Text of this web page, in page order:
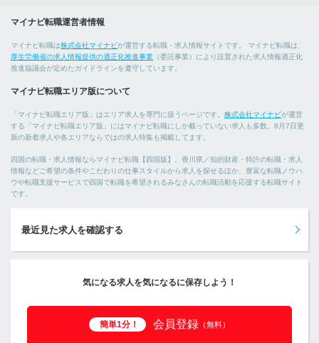
マイナビ転職運営者情報
マイナビ転職は株式会社マイナビが運営する転職・求人情報サイトです。 マイナビ転職は、
厚生労働省の求人情報提供の適正化推進事業 （委託事業）により設置された求人情報適正化
推進協議会が定めたガイドラインを遵守しています。
マイナビ転職エリア版について
「マイナビ転職エリア版」はエリア求人を専門に扱うページです。 株式会社マイナビが運営
する「マイナビ転職エリア版」にはマイナビ転職にしか載っていない求人も多数。8月7日更
新の新着求人や各エリアならではの求人特集も掲載してます。
四国の転職・求人情報ならマイナビ転職【四国版】。香川県／知的財産・特許の転職・求人
情報などご希望の条件やこだわりの仕事スタイルから求人を探せるほか、豊富な転職ノウハ
ウや転職支援サービスで四国で転職を希望されるみなさんの転職活動を応援する転職サイト
です。
最近見た求人を確認する
気になる求人を気になるに保存しよう！
簡単1分！ 会員登録 （無料）